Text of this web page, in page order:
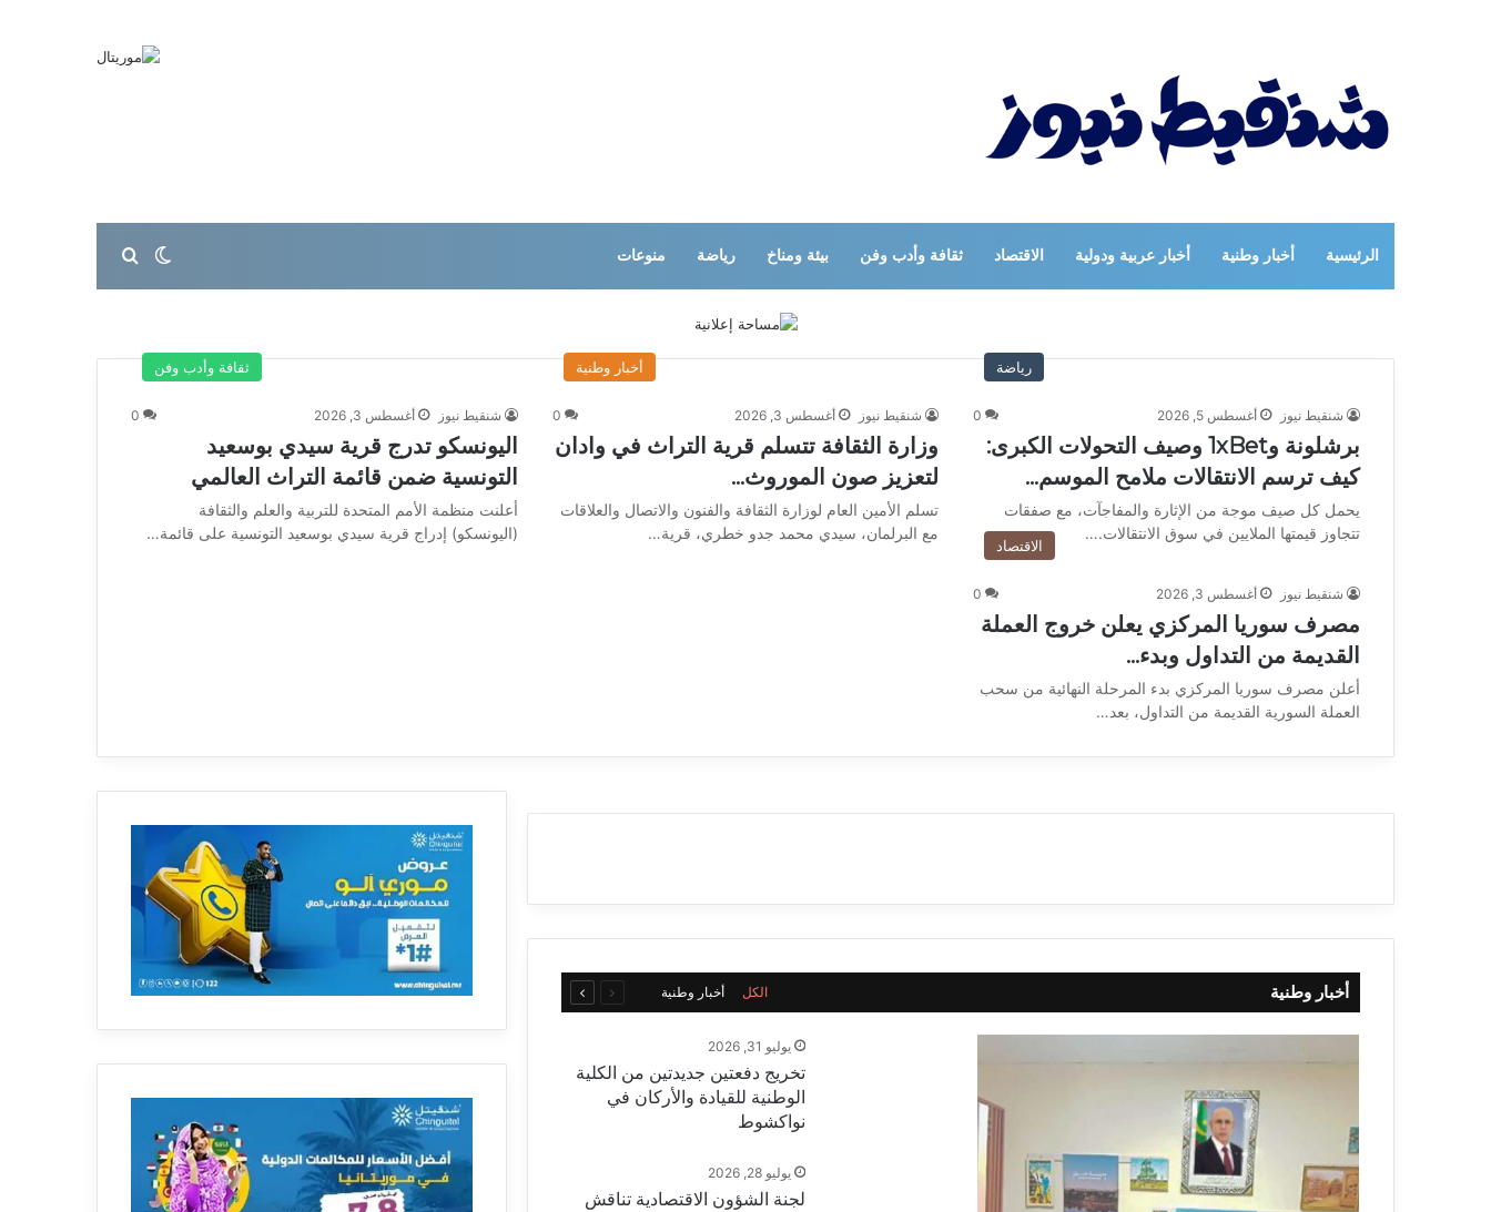
الرئيسية أخبار وطنية أخبار عربية ودولية الاقتصاد ثقافة وأدب وفن بيئة ومناخ رياضة منوعات الوضع المظلم
بحث عن
رياضة
شنقيط نيوز أغسطس 5, 2026 0
برشلونة و1xBet وصيف التحولات الكبرى:
كيف ترسم الانتقالات ملامح الموسم…
يحمل كل صيف موجة من الإثارة والمفاجآت، مع صفقات
تتجاوز قيمتها الملايين في سوق الانتقالات.…
أخبار وطنية
شنقيط نيوز أغسطس 3, 2026 0
وزارة الثقافة تتسلم قرية التراث في وادان
لتعزيز صون الموروث…
تسلم الأمين العام لوزارة الثقافة والفنون والاتصال والعلاقات
مع البرلمان، سيدي محمد جدو خطري، قرية…
ثقافة وأدب وفن
شنقيط نيوز أغسطس 3, 2026 0
اليونسكو تدرج قرية سيدي بوسعيد
التونسية ضمن قائمة التراث العالمي
أعلنت منظمة الأمم المتحدة للتربية والعلم والثقافة
(اليونسكو) إدراج قرية سيدي بوسعيد التونسية على قائمة…
الاقتصاد
شنقيط نيوز أغسطس 3, 2026 0
مصرف سوريا المركزي يعلن خروج العملة
القديمة من التداول وبدء…
أعلن مصرف سوريا المركزي بدء المرحلة النهائية من سحب
العملة السورية القديمة من التداول، بعد…
أخبار وطنية الكل أخبار وطنية الصفحة
السابقة
الصفحة
التالية
يوليو 31, 2026
تخريج دفعتين جديدتين من الكلية
الوطنية للقيادة والأركان في
نواكشوط
يوليو 28, 2026
لجنة الشؤون الاقتصادية تناقش